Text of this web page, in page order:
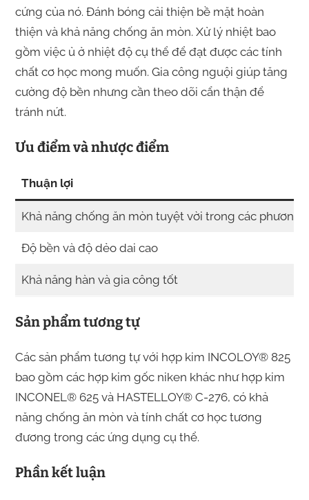
cứng của nó. Đánh bóng cải thiện bề mặt hoàn
thiện và khả năng chống ăn mòn. Xử lý nhiệt bao
gồm việc ủ ở nhiệt độ cụ thể để đạt được các tính
chất cơ học mong muốn. Gia công nguội giúp tăng
cường độ bền nhưng cần theo dõi cẩn thận để
tránh nứt.
Ưu điểm và nhược điểm
Thuận lợi
Khả năng chống ăn mòn tuyệt vời trong các phương
Độ bền và độ dẻo dai cao
Khả năng hàn và gia công tốt
Sản phẩm tương tự
Các sản phẩm tương tự với hợp kim INCOLOY® 825
bao gồm các hợp kim gốc niken khác như hợp kim
INCONEL® 625 và HASTELLOY® C-276, có khả
năng chống ăn mòn và tính chất cơ học tương
đương trong các ứng dụng cụ thể.
Phần kết luận